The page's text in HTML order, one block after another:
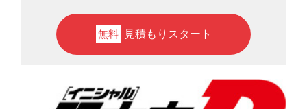
無料 見積もりスタート